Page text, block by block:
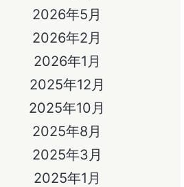
2026年5月
2026年2月
2026年1月
2025年12月
2025年10月
2025年8月
2025年3月
2025年1月